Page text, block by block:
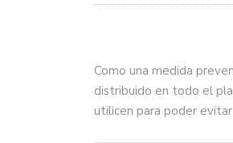
Como una medida
distribuido en todo el
utilicen para poder